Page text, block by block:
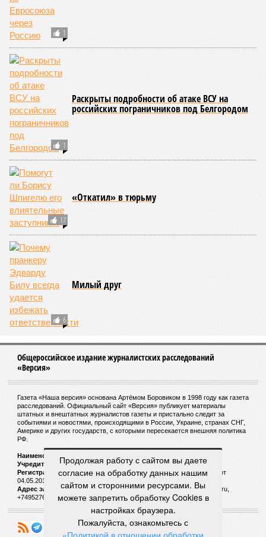
нейронов сокращает среднюю продолжительность жизни
до 194 лет, а повреждение клеток сердечной мышцы – до
208 лет. Эти результаты заставляют усомниться в мечтах
энтузиастов долголетия, таких как биохакер Брайан
Джонсон, который ежегодно тратит миллионы долларов на
попытки замедлить процесс старения и в конечном счёте
опередить саму смерть, иронизируют в New York Post.
Главная проблема и печаль в том, что не в одних только
мутациях дело.«Наше исследование показывает, что
соматические мутации вносят значительный вклад в
старение, но сами по себе они не могут объяснить
наблюдаемую смертность, –
соавтора исследования
сотрудника Центра био- и медицинских технологий
Сколтеха и старшего научного сотрудника AIRI. –
означает, что другие механизмы старения, такие как
потеря протеостаза, митохондриальная дисфункция или
эпигенетические изменения, вносят сопоставимый вклад
в ограничение продолжительности жизни».
Впрочем, исключение соматических мутаций в любом
случае сильно бы продлило человеческую жизнь. Но как
их исключить? Ведь всё это зависит от множества
вводных, от обычных ошибок при делении клеток до
стрессовых факторов, состояния окружающей среды и
воздействия вирусов. На этот вопрос ответа у учёных из
Кстати
Самым долгоживущим человеком на Земле остаётся
француженка Жанна Кальман, родившаяся 21 февраля
1875 года в Арле и там же скончавшаяся 4 августа
1997-го, – на момент смерти ей было 122 года и 164
дня.
Всю свою жизнь она прожила в родном городе, лишь к
110 годам решившись на переезд в дом престарелых La
Maison du Lac, где через 12 лет и умерла. Покидала
свою квартиру она без особого удовольствия, но
причина расставания с родной обителью была веской:
в ходе готовки женщина случайно устроила дома
пожар.
Продолжая работу с сайтом вы даете
согласие на обработку данных нашим
сайтом и сторонними ресурсами. Вы
можете запретить обработку Cookies в
настройках браузера.
Пожалуйста, ознакомьтесь с
«Политикой в отношении обработки